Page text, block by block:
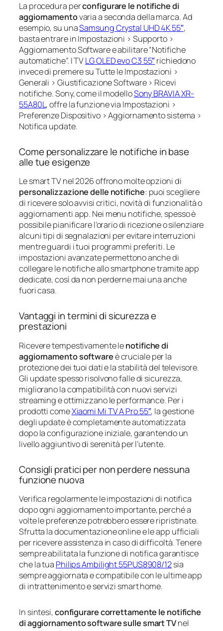
La procedura perconfigurare le notifiche di
aggiornamentovaria a seconda della marca. Ad
esempio, su unaSamsung Crystal UHD 4K 55″,
basta entrare in Impostazioni > Supporto >
Aggiornamento Software e abilitare “Notifiche
automatiche”. I TVLG OLED evo C3 55″richiedono
invece di premere su Tutte le Impostazioni >
Generali > Giustificazione Software > Ricevi
notifiche. Sony, come il modelloSony BRAVIA XR-
55A80L, offre la funzione via Impostazioni >
Preferenze Dispositivo > Aggiornamento sistema >
Notifica update.
Come personalizzare le notifiche in base
alle tue esigenze
Le smart TV nel 2026 offrono molte opzioni di
personalizzazione delle notifiche: puoi scegliere
di ricevere solo avvisi critici, novità di funzionalità o
aggiornamenti app. Nei menu notifiche, spesso è
possibile pianificare l’orario di ricezione o silenziare
alcuni tipi di segnalazioni per evitare interruzioni
mentre guardi i tuoi programmi preferiti. Le
impostazioni avanzate permettono anche di
collegare le notifiche allo smartphone tramite app
dedicate, così da non perderne mai una anche
fuori casa.
Vantaggi in termini di sicurezza e
prestazioni
Ricevere tempestivamente lenotifiche di
aggiornamento softwareè cruciale per la
protezione dei tuoi dati e la stabilità del televisore.
Gli update spesso risolvono falle di sicurezza,
migliorano la compatibilità con nuovi servizi
streaming e ottimizzano le performance. Per i
prodotti comeXiaomi Mi TV A Pro 55″, la gestione
degli update è completamente automatizzata
dopo la configurazione iniziale, garantendo un
livello aggiuntivo di serenità per l’utente.
Consigli pratici per non perdere nessuna
funzione nuova
Verifica regolarmente le impostazioni di notifica
dopo ogni aggiornamento importante, perché a
volte le preferenze potrebbero essere ripristinate.
Sfrutta la documentazione online e le app ufficiali
per ricevere assistenza in caso di difficoltà. Tenere
sempre abilitata la funzione di notifica garantisce
che la tua Philips Ambilight 55PUS8908/12sia
sempre aggiornata e compatibile con le ultime app
di intrattenimento e servizi smart home.
In sintesi,configurare correttamente le notifiche
di aggiornamento software sulle smart TVnel